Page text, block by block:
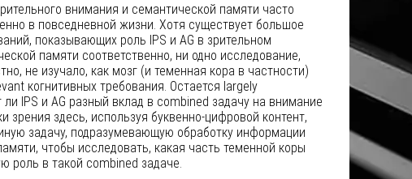
внимания и семантической памяти часто
в повседневной жизни. Хотя существует большое
показывающих роль IPS и AG в зрительном
памяти соответственно, ни одно исследование,
не изучало, как мозг (и теменная кора в частности)
когнитивных требования. Остается largely
IPS и AG разный вклад в combined задачу на внимание
зрения здесь, используя буквенно-цифровой контент,
задачу, подразумевающую обработку информации
чтобы исследовать, какая часть теменной коры
роль в такой combined задаче.